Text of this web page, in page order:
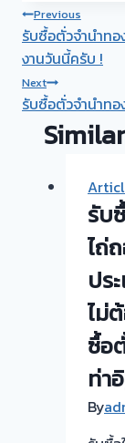
Post
Previous
รับซื้อตั่วจำนำท
งานวันนี้ครับ !
Next
รับซื้อตั่วจำนำท
รับ
ไถ่
ปร
ไม่
ซื้อ
ท่า
By